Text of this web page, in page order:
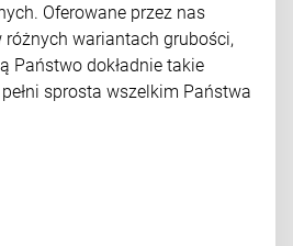
Oferowane przez nas
różnych wariantach grubości,
Państwo dokładnie takie
sprosta wszelkim Państwa